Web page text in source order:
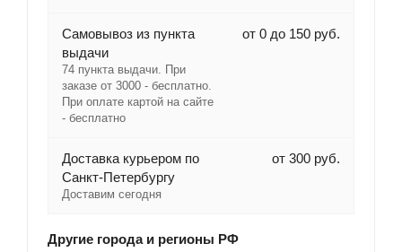
Самовывоз из пункта
выдачи
74 пункта выдачи. При
заказе от 3000 - бесплатно.
При оплате картой на сайте
- бесплатно
от 0 до 150 руб.
Доставка курьером по
Санкт-Петербургу
Доставим сегодня
от 300 руб.
Другие города и регионы РФ